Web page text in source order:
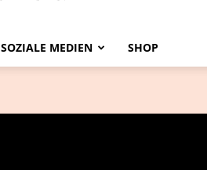
SOZIALE MEDIEN SHOP